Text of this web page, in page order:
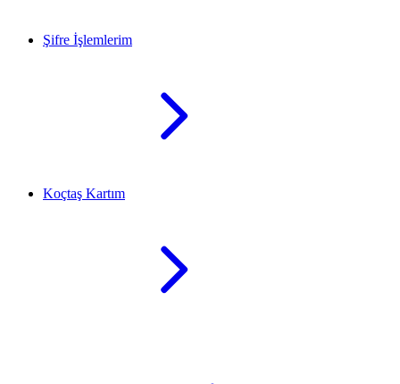
Şifre İşlemlerim
Koçtaş Kartım